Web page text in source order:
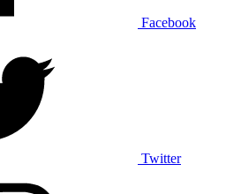
Facebook
Twitter